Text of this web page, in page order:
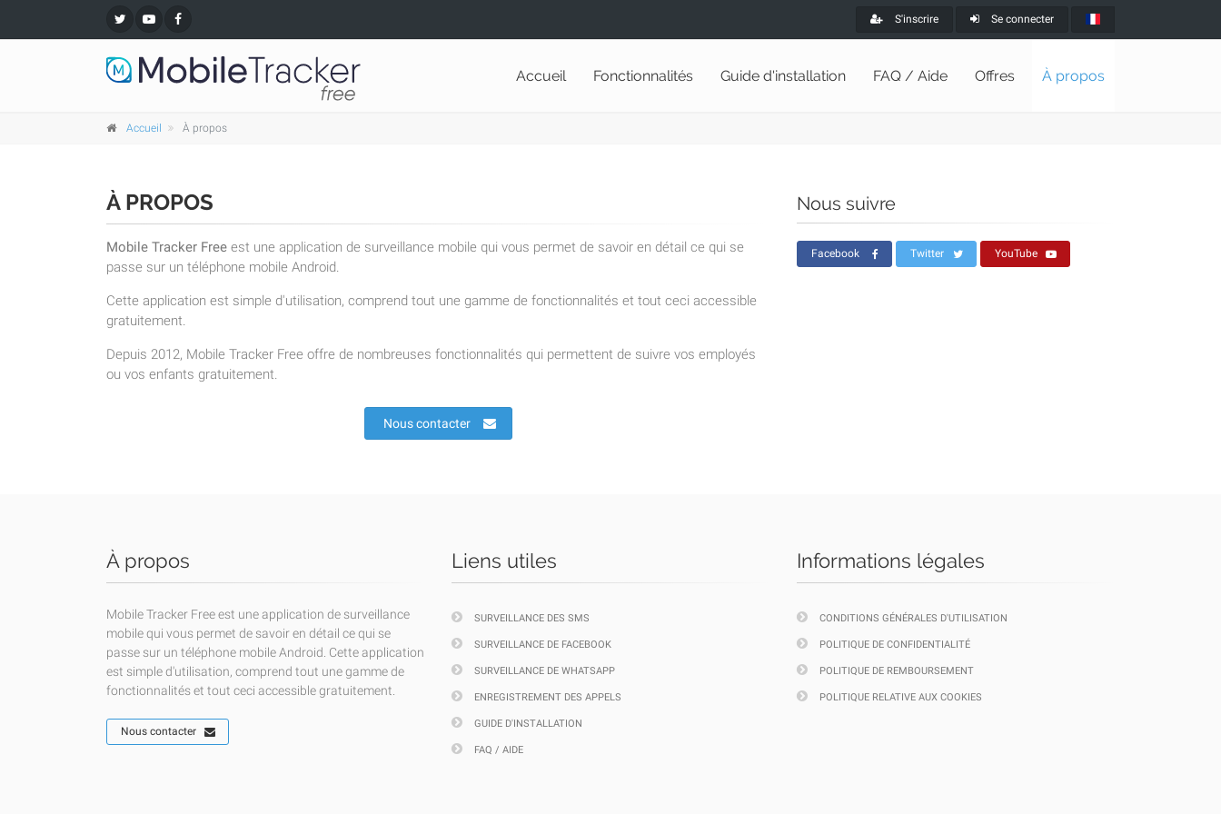
S'inscrire Se connecter
Accueil Fonctionnalités Guide d'installation FAQ / Aide Offres À propos
Accueil À propos
À PROPOS
Mobile Tracker Free est une application de surveillance mobile qui vous permet de savoir en détail ce qui se
passe sur un téléphone mobile Android.
Cette application est simple d'utilisation, comprend tout une gamme de fonctionnalités et tout ceci accessible
gratuitement.
Depuis 2012, Mobile Tracker Free offre de nombreuses fonctionnalités qui permettent de suivre vos employés
ou vos enfants gratuitement.
Nous contacter
Nous suivre
Facebook Twitter YouTube
À propos
Mobile Tracker Free est une application de surveillance
mobile qui vous permet de savoir en détail ce qui se
passe sur un téléphone mobile Android. Cette application
est simple d'utilisation, comprend tout une gamme de
fonctionnalités et tout ceci accessible gratuitement.
Nous contacter
Liens utiles
SURVEILLANCE DES SMS
SURVEILLANCE DE FACEBOOK
SURVEILLANCE DE WHATSAPP
ENREGISTREMENT DES APPELS
GUIDE D'INSTALLATION
FAQ / AIDE
Informations légales
CONDITIONS GÉNÉRALES D'UTILISATION
POLITIQUE DE CONFIDENTIALITÉ
POLITIQUE DE REMBOURSEMENT
POLITIQUE RELATIVE AUX COOKIES